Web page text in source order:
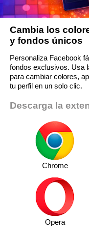
Cambia los
y fondos únicos
Personaliza Facebook
fondos exclusivos. Usa
para cambiar colores,
tu perfil en un solo clic.
Descarga la
Chrome
Opera